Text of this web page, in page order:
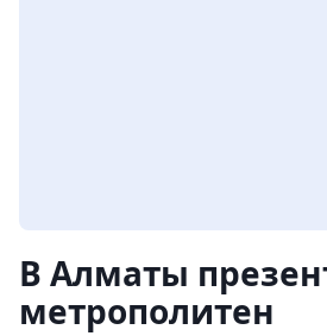
В Алматы
метрополитен